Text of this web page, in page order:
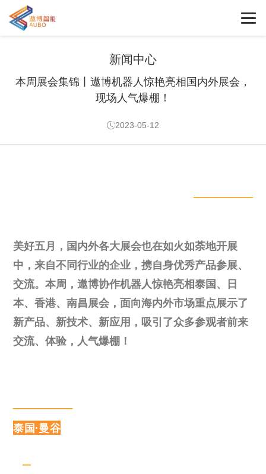
新闻中心
本周展会集锦丨遨博机器人惊艳亮相国内外展会，
现场人气爆棚！
2023-05-12
美好五月，国内外各大展会也在如火如荼地开展
中，来自不同行业的企业，携自身优秀产品参展、
交流。本周，遨博协作机器人惊艳亮相泰国、日
本、香港、南昌展会，面向海内外市场重点展示了
新产品、新技术、新应用，吸引了众多参观者前来
交流、体验，人气爆棚！
泰国·曼谷
—